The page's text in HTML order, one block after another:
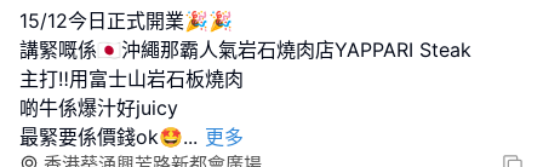
15/12今日正式開業🎉🎉
講緊嘅係🇯🇵沖繩那霸人氣岩石燒肉店YAPPARI Steak
主打‼️用富士山岩石板燒肉
啲牛係爆汁好juicy
最緊要係價錢ok🤩... 更多